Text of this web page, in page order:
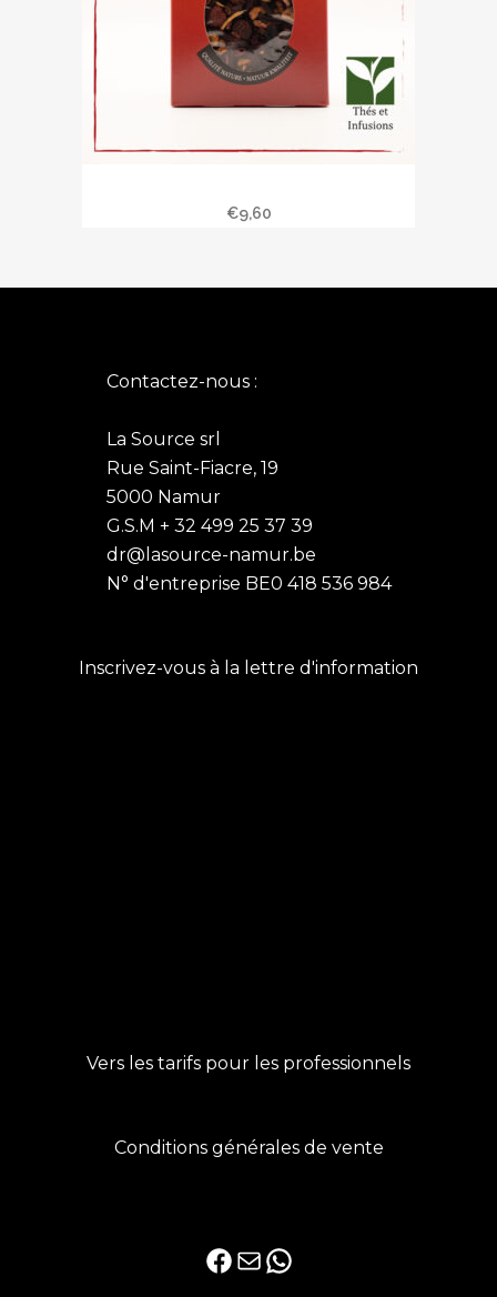
€9,60
Contactez-nous :
La Source srl
Rue Saint-Fiacre, 19
5000 Namur
G.S.M + 32 499 25 37 39
dr@lasource-namur.be
N° d'entreprise BE0 418 536 984
Inscrivez-vous à la lettre d'information
Vers les tarifs pour les professionnels
Conditions générales de vente
Facebook
E-mailWhatsApp